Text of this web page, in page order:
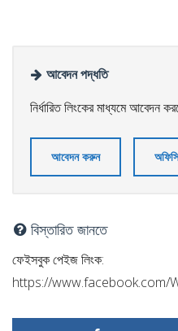
আবেদন পদ্ধতি
নির্ধারিত লিংকের মাধ্যমে আবেদন
আবেদন করুন
বিস্তারিত জানতে
ফেইসবুক পেইজ লিংক:
https://www.facebook.com/